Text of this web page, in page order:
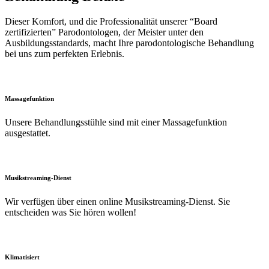
Dieser Komfort, und die Professionalität unserer “Board
zertifizierten” Parodontologen, der Meister unter den
Ausbildungsstandards, macht Ihre parodontologische Behandlung
bei uns zum perfekten Erlebnis.
Massagefunktion
Unsere Behandlungsstühle sind mit einer Massagefunktion
ausgestattet.
Musikstreaming-Dienst
Wir verfügen über einen online Musikstreaming-Dienst. Sie
entscheiden was Sie hören wollen!
Klimatisiert